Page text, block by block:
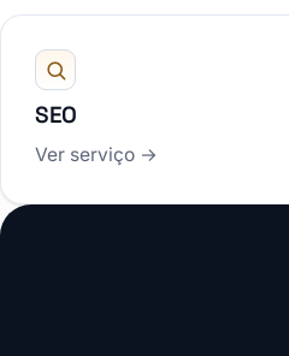
SEO
Ver serviço →